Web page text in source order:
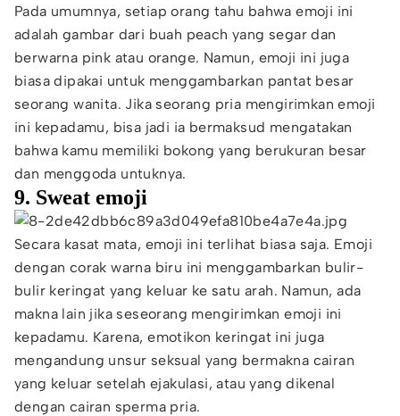
Pada umumnya, setiap orang tahu bahwa emoji ini
adalah gambar dari buah peach yang segar dan
berwarna pink atau orange. Namun, emoji ini juga
biasa dipakai untuk menggambarkan pantat besar
seorang wanita. Jika seorang pria mengirimkan emoji
ini kepadamu, bisa jadi ia bermaksud mengatakan
bahwa kamu memiliki bokong yang berukuran besar
dan menggoda untuknya.
9. Sweat emoji
Secara kasat mata, emoji ini terlihat biasa saja. Emoji
dengan corak warna biru ini menggambarkan bulir-
bulir keringat yang keluar ke satu arah. Namun, ada
makna lain jika seseorang mengirimkan emoji ini
kepadamu. Karena, emotikon keringat ini juga
mengandung unsur seksual yang bermakna cairan
yang keluar setelah ejakulasi, atau yang dikenal
dengan cairan sperma pria.